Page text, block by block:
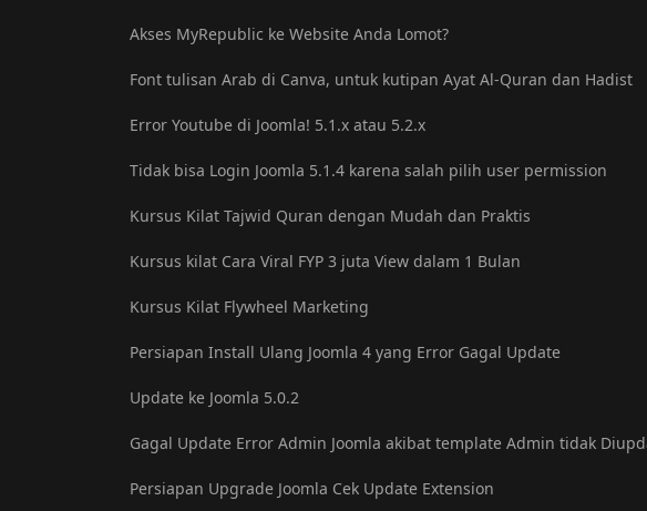
Akses MyRepublic ke Website Anda Lomot?
Font tulisan Arab di Canva, untuk kutipan Ayat Al-Quran dan Hadist
Error Youtube di Joomla! 5.1.x atau 5.2.x
Tidak bisa Login Joomla 5.1.4 karena salah pilih user permission
Kursus Kilat Tajwid Quran dengan Mudah dan Praktis
Kursus kilat Cara Viral FYP 3 juta View dalam 1 Bulan
Kursus Kilat Flywheel Marketing
Persiapan Install Ulang Joomla 4 yang Error Gagal Update
Update ke Joomla 5.0.2
Gagal Update Error Admin Joomla akibat template Admin tidak
Persiapan Upgrade Joomla Cek Update Extension